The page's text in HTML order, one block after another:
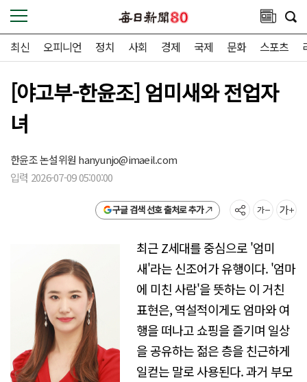
최신 오피니언 정치 사회 경제 국제 문화 스포츠
[야고부-한윤조] 엄미새와 전업자
녀
한윤조 논설위원 hanyunjo@imaeil.com
입력 2026-07-09 05:00:00
구글 검색 선호 출처로 추가
최근 Z세대를 중심으로 '엄미
새'라는 신조어가 유행이다. '엄마
에 미친 사람'을 뜻하는 이 거친
표현은, 역설적이게도 엄마와 여
행을 떠나고 쇼핑을 즐기며 일상
을 공유하는 젊은 층을 친근하게
일컫는 말로 사용된다. 과거 부모